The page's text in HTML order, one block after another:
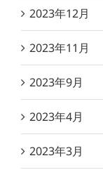
2023年12月
2023年11月
2023年9月
2023年4月
2023年3月